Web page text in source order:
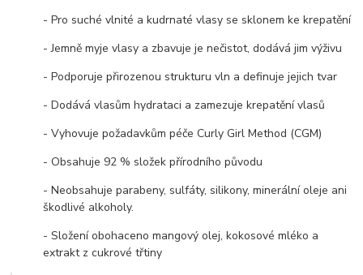
- Pro suché vlnité a kudrnaté vlasy se sklonem ke krepatění
- Jemně myje vlasy a zbavuje je nečistot, dodává jim výživu
- Podporuje přirozenou strukturu vln a definuje jejich tvar
- Dodává vlasům hydrataci a zamezuje krepatění vlasů
- Vyhovuje požadavkům péče Curly Girl Method (CGM)
- Obsahuje 92 % složek přírodního původu
- Neobsahuje parabeny, sulfáty, silikony, minerální oleje ani
škodlivé alkoholy.
- Složení obohaceno mangový olej, kokosové mléko a
extrakt z cukrové třtiny